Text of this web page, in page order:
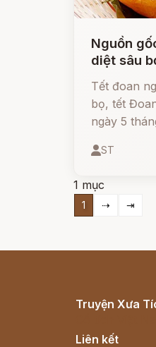
Nguồn
diệt sâu
Tết đoan
bọ, tết
ngày 5
thống có
ST
1 mục
1 ⇢ ⇥
Truyện Xưa
Liên kết